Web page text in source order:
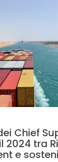
Chief
2024 tra
e